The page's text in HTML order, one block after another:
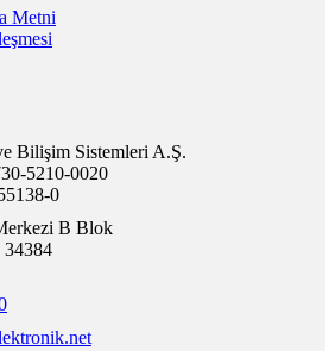
Metni
Bilişim Sistemleri A.Ş.
5210-0020
0
B Blok